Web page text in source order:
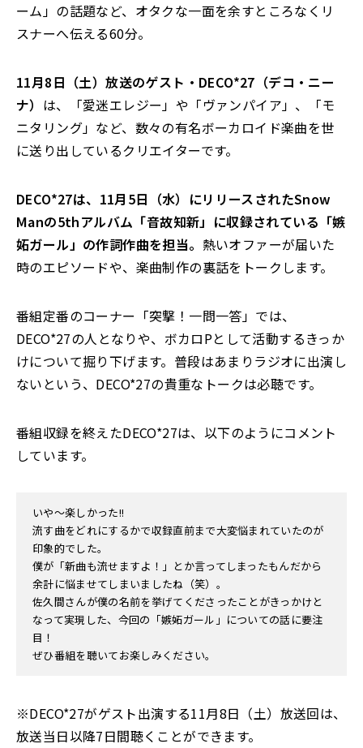
ーム」の話題など、オタクな一面を余すところなくリ
スナーへ伝える60分。
11月8日（土）放送のゲスト・DECO*27（デコ・ニー
ナ） は、「愛迷エレジー」や「ヴァンパイア」、「モ
ニタリング」など、数々の有名ボーカロイド楽曲を世
に送り出しているクリエイターです。
DECO*27は、11月5日（水）にリリースされたSnow
Manの5thアルバム「音故知新」に収録されている「嫉
妬ガール」の作詞作曲を担当。 熱いオファーが届いた
時のエピソードや、楽曲制作の裏話をトークします。
番組定番のコーナー「突撃！一問一答」では、
DECO*27の人となりや、ボカロPとして活動するきっか
けについて掘り下げます。普段はあまりラジオに出演し
ないという、DECO*27の貴重なトークは必聴です。
番組収録を終えたDECO*27は、以下のようにコメント
しています。
いや～楽しかった!!
流す曲をどれにするかで収録直前まで大変悩まれていたのが
印象的でした。
僕が「新曲も流せますよ！」とか言ってしまったもんだから
余計に悩ませてしまいましたね（笑）。
佐久間さんが僕の名前を挙げてくださったことがきっかけと
なって実現した、今回の「嫉妬ガール」についての話に要注
目！
ぜひ番組を聴いてお楽しみください。
※DECO*27がゲスト出演する11月8日（土）放送回は、
放送当日以降7日間聴くことができます。